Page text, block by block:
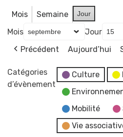
Mois Semaine Jour
Mois Jour
Précédent
Aujourd’hui
Catégories
d’évènement
Culture
Mobilité
Vie